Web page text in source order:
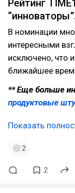
Рейтинг
В номинации
интересными
исключено, что
ближайшее
** Еще больше
продуктовые
Показать
2
2